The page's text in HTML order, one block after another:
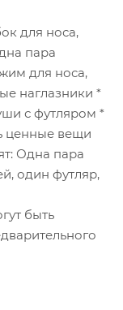
для носа,
пара
для носа,
наглазники *
с футляром *
ценные вещи
Одна пара
один футляр,
быть